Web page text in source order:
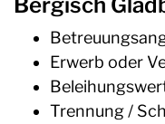
Erwerb oder
Trennung /